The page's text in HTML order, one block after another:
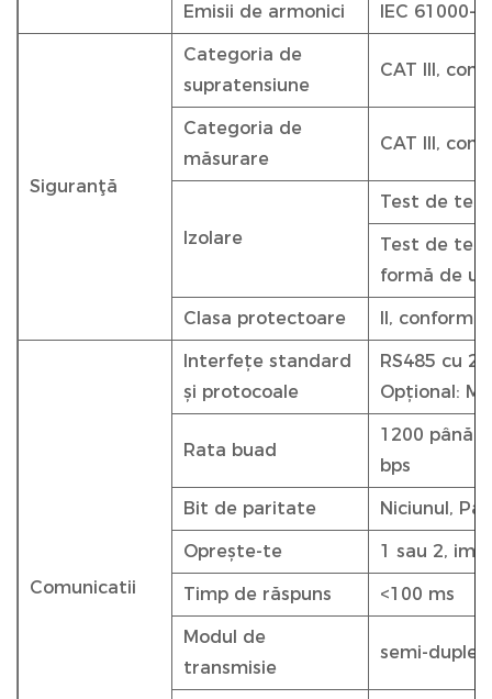
Emisii de armonici IEC 61000-
Siguranţă
Categoria de
supratensiune
CAT III,
Categoria de
măsurare
CAT III,
Izolare
Test de
Test de
formă de
Clasa protectoare II, conform
Comunicatii
Interfețe standard
și protocoale
RS485 cu 2
Opțional:
Rata buad
1200 până
bps
Bit de paritate Niciunul,
Oprește-te 1 sau 2,
Timp de răspuns <100 ms
Modul de
transmisie
semi-duplex